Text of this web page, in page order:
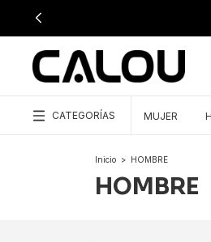
CATEGORÍAS MUJER
Inicio > HOMBRE
HOMBRE